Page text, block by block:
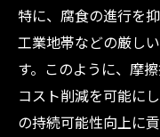
特に、腐食の進行を
工業地帯などの厳し
す。このように、摩
コスト削減を可能に
の持続可能性向上に貢